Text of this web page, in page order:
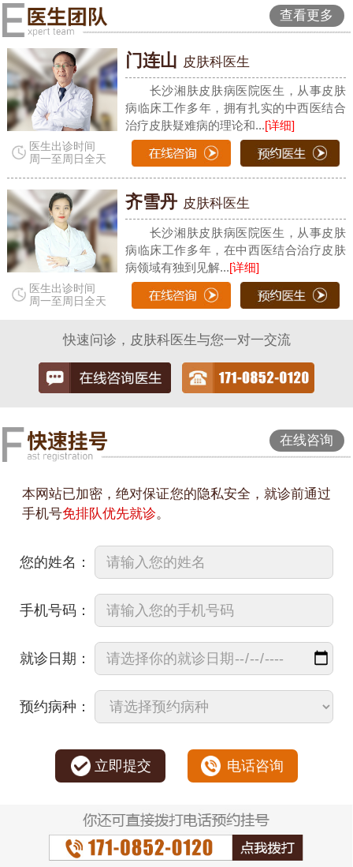
查看更多
医生出诊时间
周一至周日全天
门连山 皮肤科医生
长沙湘肤皮肤病医院医生，从事皮肤
病临床工作多年，拥有扎实的中西医结合
治疗皮肤疑难病的理论和...[详细]
医生出诊时间
周一至周日全天
齐雪丹 皮肤科医生
长沙湘肤皮肤病医院医生，从事皮肤
病临床工作多年，在中西医结合治疗皮肤
病领域有独到见解...[详细]
快速问诊，皮肤科医生与您一对一交流
在线咨询
本网站已加密，绝对保证您的隐私安全，就诊前通过
手机号免排队优先就诊。
您的姓名：
手机号码：
就诊日期：
预约病种：
立即提交 电话咨询